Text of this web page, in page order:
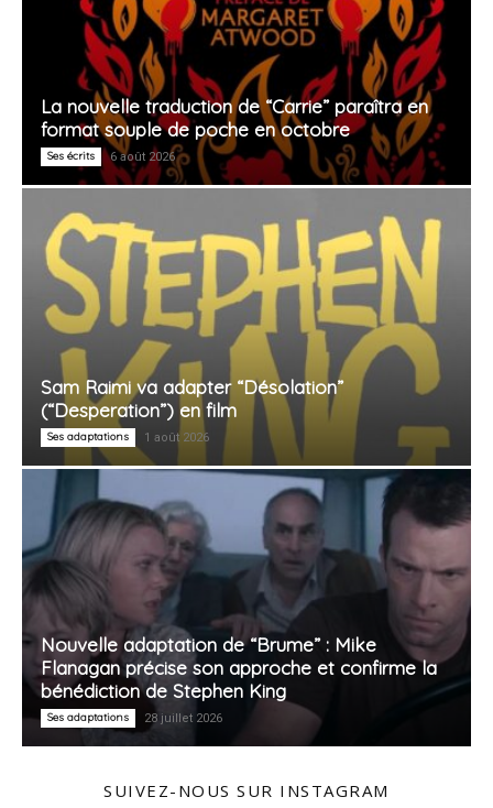
La nouvelle traduction de “Carrie” paraîtra en
format souple de poche en octobre
Ses écrits 6 août 2026
Sam Raimi va adapter “Désolation”
(“Desperation”) en film
Ses adaptations 1 août 2026
Nouvelle adaptation de “Brume” : Mike
Flanagan précise son approche et confirme la
bénédiction de Stephen King
Ses adaptations 28 juillet 2026
SUIVEZ-NOUS SUR INSTAGRAM